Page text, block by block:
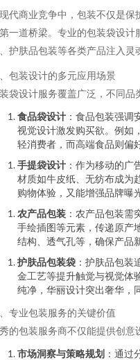
代商业竞争中，包装不仅是
一道桥梁。专业的包装袋设
护肤品包装等各类产品注入灵
包装设计的多元应用场景
袋设计服务覆盖广泛，不同品
食品袋设计 ：食品包装强
视觉设计激发购买欲。例如
轻消费者，而高端食品则偏
手提袋设计 ：作为移动的
材质如牛皮纸、无纺布成为
购物体验，又能增强品牌曝
农产品包装 ：农产品包装需
手绘插图等元素，传递原产
结构、透气孔等，确保产品
护肤品包装袋 ：护肤品包
金工艺等提升触觉与视觉体
纯净，华丽设计突出奢华，
专业包装服务的关键价值
的包装服务商不仅能提供创意
市场洞察与策略规划 ：通过